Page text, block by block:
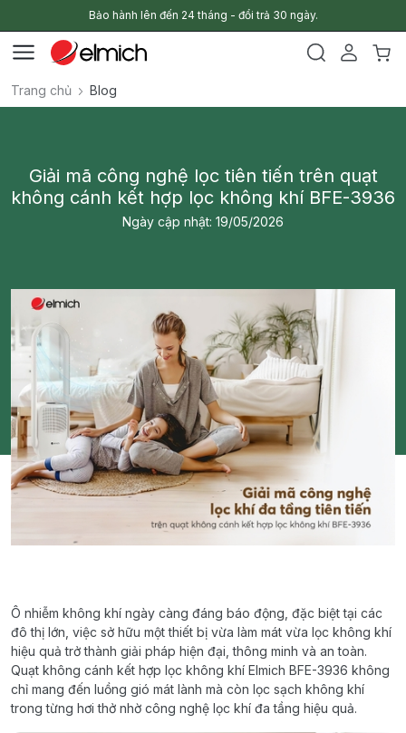
Bảo hành lên đến 24 tháng - đổi trả 30 ngày.
Trang chủ Blog
Giải mã công nghệ lọc tiên tiến trên quạt
không cánh kết hợp lọc không khí BFE-3936
Ngày cập nhật: 19/05/2026
Ô nhiễm không khí ngày càng đáng báo động, đặc biệt tại các
đô thị lớn, việc sở hữu một thiết bị vừa làm mát vừa lọc không khí
hiệu quả trở thành giải pháp hiện đại, thông minh và an toàn.
Quạt không cánh kết hợp lọc không khí Elmich BFE-3936 không
chỉ mang đến luồng gió mát lành mà còn lọc sạch không khí
trong từng hơi thở nhờ công nghệ lọc khí đa tầng hiệu quả.